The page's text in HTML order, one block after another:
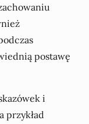
postawę
i
przykład